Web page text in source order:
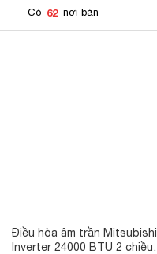
Có 62 nơi bán
Điều hòa âm trần Mitsubishi
Inverter 24000 BTU 2 chiều